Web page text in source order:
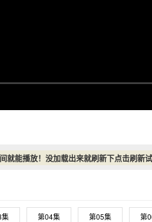
就能播放！没加载出来就刷新下点击刷新
集 第04集 第05集 第